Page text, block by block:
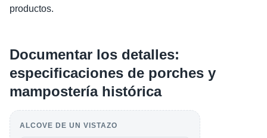
productos.
Documentar los detalles:
especificaciones de porches y
mampostería histórica
ALCOVE DE UN VISTAZO